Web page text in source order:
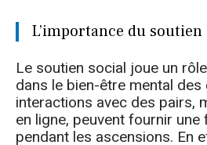
L’importance du
Le soutien social joue un
dans le bien-être mental
interactions avec des pairs,
en ligne, peuvent fournir une
pendant les ascensions. En